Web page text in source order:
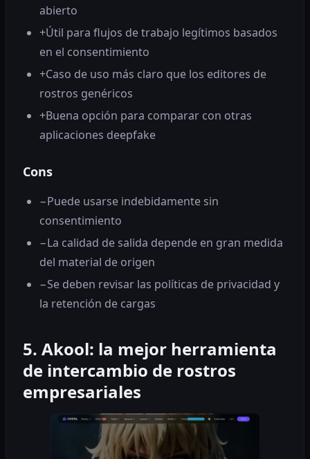
abierto
+Útil para flujos de trabajo legítimos basados ​​
en el consentimiento
+Caso de uso más claro que los editores de
rostros genéricos
+Buena opción para comparar con otras
aplicaciones deepfake
Cons
−Puede usarse indebidamente sin
consentimiento
−La calidad de salida depende en gran medida
del material de origen
−Se deben revisar las políticas de privacidad y
la retención de cargas
5. Akool: la mejor herramienta
de intercambio de rostros
empresariales